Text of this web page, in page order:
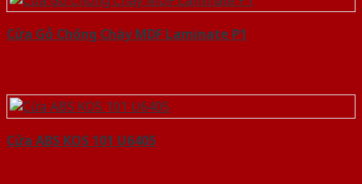
Cửa Gỗ Chống Cháy MDF Laminate P1
Cửa ABS KOS 101 U6405